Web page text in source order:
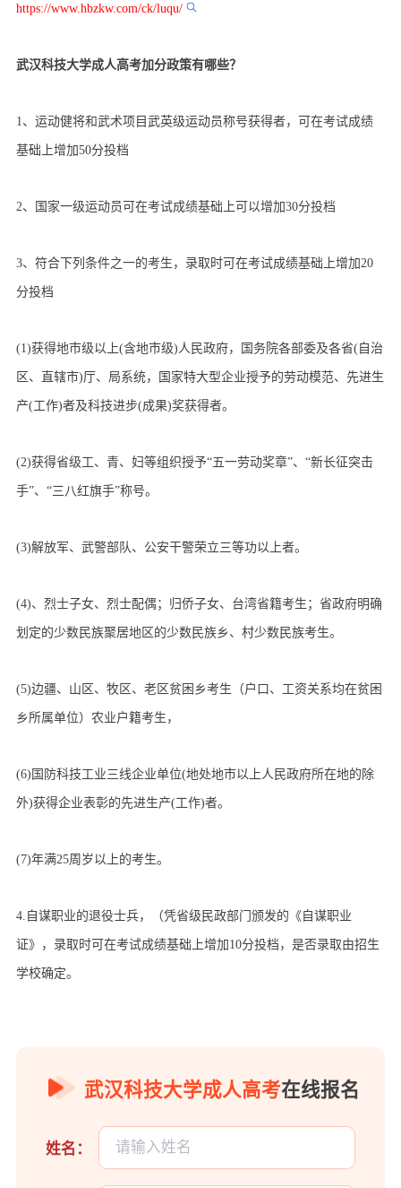
https://www.hbzkw.com/ck/luqu/
武汉科技大学成人高考加分政策有哪些？
1、运动健将和武术项目武英级运动员称号获得者，可在考试成绩
基础上增加50分投档
2、国家一级运动员可在考试成绩基础上可以增加30分投档
3、符合下列条件之一的考生，录取时可在考试成绩基础上增加20
分投档
(1)获得地市级以上(含地市级)人民政府，国务院各部委及各省(自治
区、直辖市)厅、局系统，国家特大型企业授予的劳动模范、先进生
产(工作)者及科技进步(成果)奖获得者。
(2)获得省级工、青、妇等组织授予“五一劳动奖章”、“新长征突击
手”、“三八红旗手”称号。
(3)解放军、武警部队、公安干警荣立三等功以上者。
(4)、烈士子女、烈士配偶；归侨子女、台湾省籍考生；省政府明确
划定的少数民族聚居地区的少数民族乡、村少数民族考生。
(5)边疆、山区、牧区、老区贫困乡考生（户口、工资关系均在贫困
乡所属单位）农业户籍考生，
(6)国防科技工业三线企业单位(地处地市以上人民政府所在地的除
外)获得企业表彰的先进生产(工作)者。
(7)年满25周岁以上的考生。
4.自谋职业的退役士兵，（凭省级民政部门颁发的《自谋职业
证》，录取时可在考试成绩基础上增加10分投档，是否录取由招生
学校确定。
武汉科技大学成人高考在线报名
姓名：